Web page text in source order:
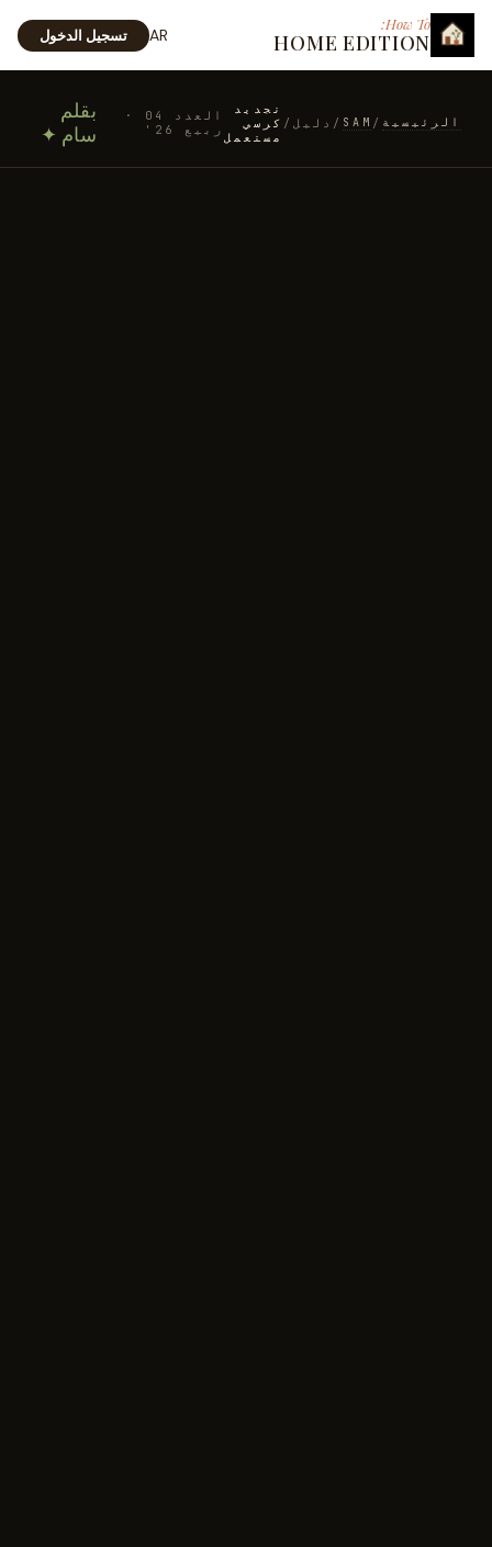
How To:
HOME EDITION
AR تسجيل الدخول
الرئيسية /
SAM
/ دليل /
تجديد
كرسي
مستعمل
العدد 04 ·
ربيع 26'
بقلم
سام ✦